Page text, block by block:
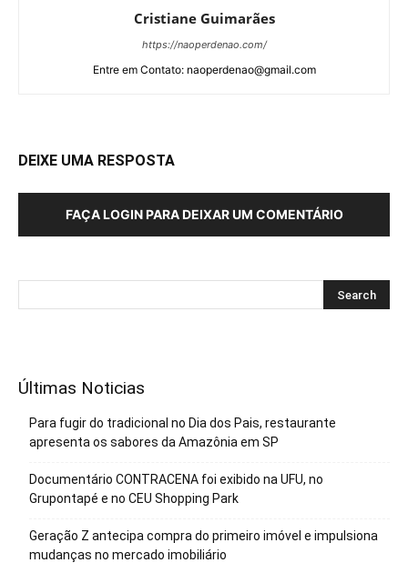
Cristiane Guimarães
https://naoperdenao.com/
Entre em Contato: naoperdenao@gmail.com
DEIXE UMA RESPOSTA
FAÇA LOGIN PARA DEIXAR UM COMENTÁRIO
Últimas Noticias
Para fugir do tradicional no Dia dos Pais, restaurante
apresenta os sabores da Amazônia em SP
Documentário CONTRACENA foi exibido na UFU, no
Grupontapé e no CEU Shopping Park
Geração Z antecipa compra do primeiro imóvel e impulsiona
mudanças no mercado imobiliário